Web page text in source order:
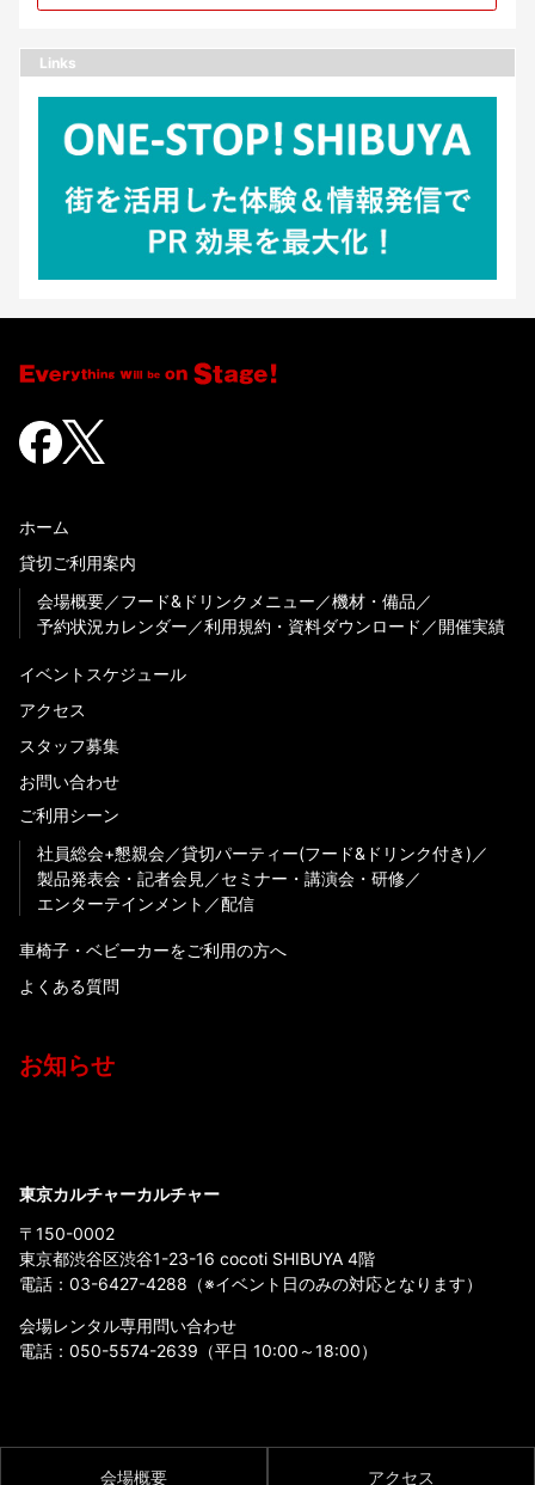
Links
ホーム
貸切ご利用案内
会場概要
フード&ドリンクメニュー
機材・備品
予約状況カレンダー
利用規約・資料ダウンロード 開催実績
イベントスケジュール
アクセス
スタッフ募集
お問い合わせ
ご利用シーン
社員総会+懇親会
貸切パーティー(フード&ドリンク付き)
製品発表会・記者会見
セミナー・講演会・研修
エンターテインメント
配信
車椅子・ベビーカーをご利用の方へ
よくある質問
お知らせ
東京カルチャーカルチャー
〒150-0002
東京都渋谷区渋谷1-23-16 cocoti SHIBUYA 4階
電話： 03-6427-4288 （※イベント日のみの対応となります）
会場レンタル専用問い合わせ
電話： 050-5574-2639 （平日 10:00～18:00）
会場概要 アクセス